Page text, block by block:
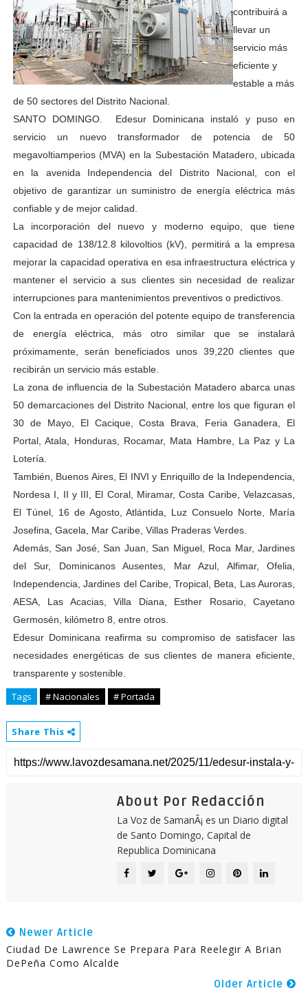
contribuirá a
llevar un
servicio más
eficiente y
estable a más
de 50 sectores del Distrito Nacional.
SANTO DOMINGO. Edesur Dominicana instaló y puso en
servicio un nuevo transformador de potencia de 50
megavoltiamperios (MVA) en la Subestación Matadero, ubicada
en la avenida Independencia del Distrito Nacional, con el
objetivo de garantizar un suministro de energía eléctrica más
confiable y de mejor calidad.
La incorporación del nuevo y moderno equipo, que tiene
capacidad de 138/12.8 kilovoltios (kV), permitirá a la empresa
mejorar la capacidad operativa en esa infraestructura eléctrica y
mantener el servicio a sus clientes sin necesidad de realizar
interrupciones para mantenimientos preventivos o predictivos.
Con la entrada en operación del potente equipo de transferencia
de energía eléctrica, más otro similar que se instalará
próximamente, serán beneficiados unos 39,220 clientes que
recibirán un servicio más estable.
La zona de influencia de la Subestación Matadero abarca unas
50 demarcaciones del Distrito Nacional, entre los que figuran el
30 de Mayo, El Cacique, Costa Brava, Feria Ganadera, El
Portal, Atala, Honduras, Rocamar, Mata Hambre, La Paz y La
Lotería.
También, Buenos Aires, El INVI y Enriquillo de la Independencia,
Nordesa I, II y III, El Coral, Miramar, Costa Caribe, Velazcasas,
El Túnel, 16 de Agosto, Atlántida, Luz Consuelo Norte, María
Josefina, Gacela, Mar Caribe, Villas Praderas Verdes.
Además, San José, San Juan, San Miguel, Roca Mar, Jardines
del Sur, Dominicanos Ausentes, Mar Azul, Alfimar, Ofelia,
Independencia, Jardines del Caribe, Tropical, Beta, Las Auroras,
AESA, Las Acacias, Villa Diana, Esther Rosario, Cayetano
Germosén, kilómetro 8, entre otros.
Edesur Dominicana reafirma su compromiso de satisfacer las
necesidades energéticas de sus clientes de manera eficiente,
transparente y sostenible.
Tags # Nacionales # Portada
Share This
About Por Redacción
La Voz de SamanÃ¡ es un Diario digital
de Santo Domingo, Capital de
Republica Dominicana
Newer Article
Ciudad De Lawrence Se Prepara Para Reelegir A Brian
DePeña Como Alcalde
Older Article